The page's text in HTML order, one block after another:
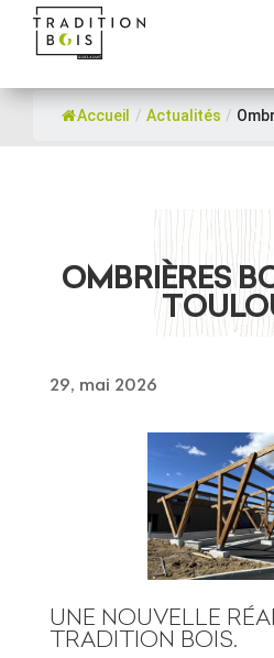
Accueil / Actualités /
OMBRIÈRES
29, mai 2026
UNE NOUVELLE
TRADITION BOIS.